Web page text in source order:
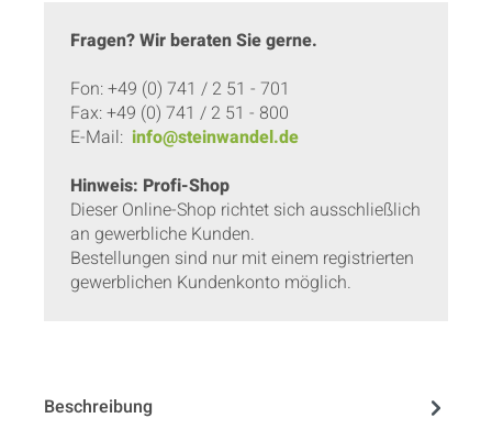
Fragen? Wir beraten Sie gerne.
Fon: +49 (0) 741 / 2 51 - 701
Fax: +49 (0) 741 / 2 51 - 800
E-Mail: info@steinwandel.de
Hinweis: Profi-Shop
Dieser Online-Shop richtet sich ausschließlich
an gewerbliche Kunden.
Bestellungen sind nur mit einem registrierten
gewerblichen Kundenkonto möglich.
Beschreibung